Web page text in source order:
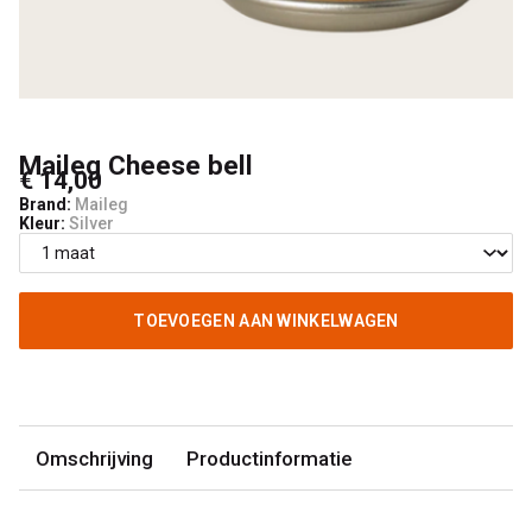
Maileg Cheese bell
€ 14,00
Brand: Maileg
Kleur: Silver
TOEVOEGEN AAN WINKELWAGEN
Omschrijving Productinformatie